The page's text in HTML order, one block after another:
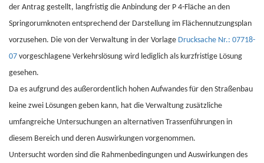
der Antrag gestellt, langfristig die Anbindung der P 4-Fläche an den
Springorumknoten entsprechend der Darstellung im Flächennutzungsplan
vorzusehen. Die von der Verwaltung in der Vorlage Drucksache Nr.: 07718-
07 vorgeschlagene Verkehrslösung wird lediglich als kurzfristige Lösung
gesehen.
Da es aufgrund des außerordentlich hohen Aufwandes für den Straßenbau
keine zwei Lösungen geben kann, hat die Verwaltung zusätzliche
umfangreiche Untersuchungen an alternativen Trassenführungen in
diesem Bereich und deren Auswirkungen vorgenommen.
Untersucht worden sind die Rahmenbedingungen und Auswirkungen des